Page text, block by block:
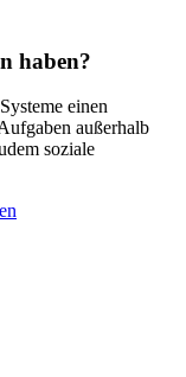
haben?
einen
außerhalb
soziale